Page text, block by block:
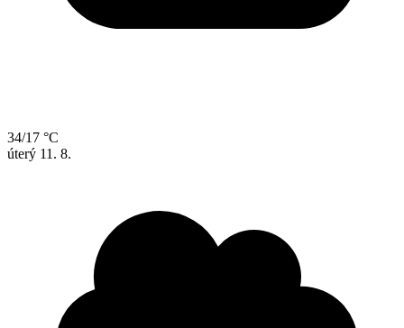
34/17 °C
úterý 11. 8.